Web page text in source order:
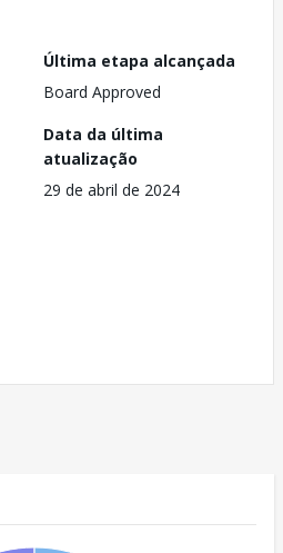
Última etapa alcançada
Board Approved
Data da última
atualização
29 de abril de 2024